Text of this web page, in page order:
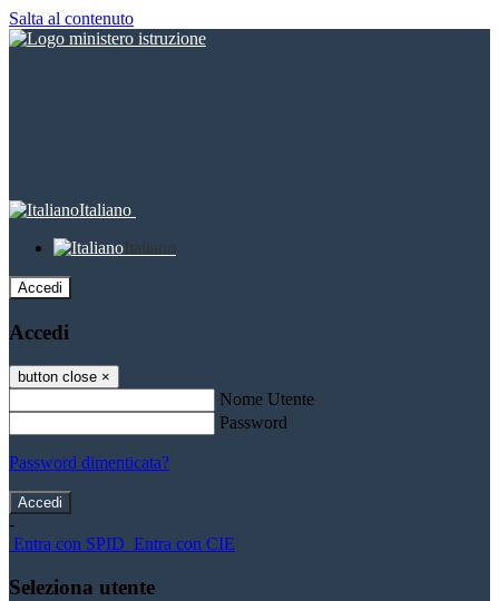
Salta al contenuto
Italiano
Italiano
Accedi
Accedi
button close ×
Nome Utente
Password
Password dimenticata?
-
Entra con SPID Entra con CIE
Seleziona utente